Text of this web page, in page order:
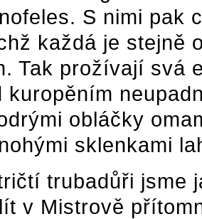
S nimi pak
každá je stejně
Tak prožívají svá
kuropěním
obláčky
sklenkami
trubadůři jsme
v Mistrově